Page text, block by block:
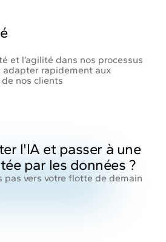
et l’agilité dans nos processus
adapter rapidement aux
nos clients
l'IA et passer à une
par les données ?
pas vers votre flotte de demain